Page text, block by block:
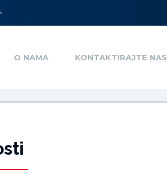
O NAMA KONTAKTIRAJTE NAS